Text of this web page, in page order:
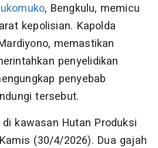
, Bengkulu, memicu
kepolisian. Kapolda
memastikan
penyelidikan
penyebab
tersebut.
kawasan Hutan Produksi
(30/4/2026). Dua gajah